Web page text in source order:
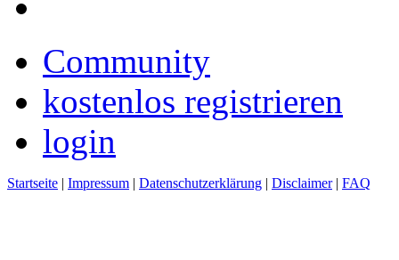
Community
kostenlos registrieren
login
Startseite | Impressum | Datenschutzerklärung | Disclaimer| FAQ